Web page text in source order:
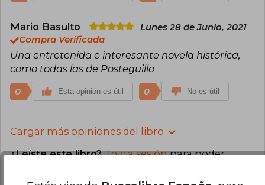
Mario Basulto
Lunes 28 de Junio, 2021
Compra Verificada
Una entretenida e interesante novela histórica,
como todas las de Posteguillo
0 Esta opinión es útil 0 No es útil
Cargar más opiniones del libro
¿Leíste este libro? Inicia sesiónpara poder